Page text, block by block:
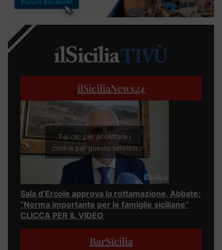
ilSiciliaNews24
Fai clic per accettare i
cookie per questo servizio
Sala d’Ercole approva la rottamazione, Abbate:
“Norma importante per le famiglie siciliane”
CLICCA PER IL VIDEO
BarSicilia